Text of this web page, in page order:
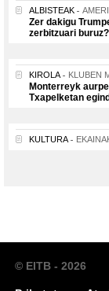
ALBISTEAK
Zer dakigu
zerbitzuari buruz?
KIROLA KLUBEN
Monterreyk
Txapelketan
KULTURA
© EITB - 2026